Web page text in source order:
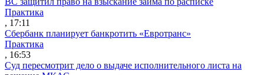
Практика
, 17:11
Сбербанк планирует банкротить «Евротранс»
Практика
, 16:53
Суд пересмотрит дело о выдаче исполнительного листа на